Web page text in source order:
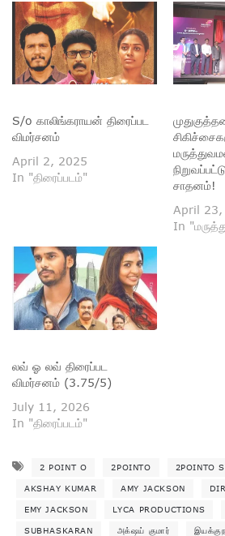
S/o காலிங்கராயன் திரைப்பட
விமர்சனம்
April 2, 2025
In "திரைப்படம்"
சாதனம்!
April 23,
In
லவ் ஓ லவ் திரைப்பட
விமர்சனம் (3.75/5)
July 11, 2026
In "திரைப்படம்"
2 POINT O 2POINTO 2POINTO
AKSHAY KUMAR AMY JACKSON
EMY JACKSON LYCA PRODUCTIONS
SUBHASKARAN அக்‌ஷய் குமார்